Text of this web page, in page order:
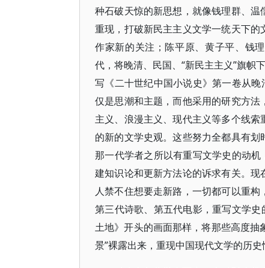
种石破天惊的新思想，就像钱理群、
重现，打破新民主主义文学一统天下
作家新的关注；陈平原、黄子平、钱
代，将晚清、民国、“新民主主义”旗帜
写《二十世纪中国小说史》第一卷从
仅是思潮和主题，而他采用的研究方
主义、浪漫主义、现代主义等多个线
的新的文学史观。这些努力全都具有划
那一代学者之所以有重写文学史的动
建知识论和更新方法论的诉求有关。
人禁不住想要走新路，一切都可以重构
第三代诗歌、第五代电影，重写文学
土地》开头的画面那样，将那些高度抽
景”裸露出来，重现中国现代文学的历史